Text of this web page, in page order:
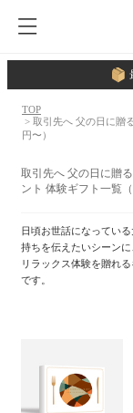
TOP
> 取引先へ 父の日に贈
円〜）
取引先へ 父の日に贈
ント 体験ギフト一覧
日頃お世話になってい
持ちを伝えたいシーン
リラックス体験を贈れ
です。